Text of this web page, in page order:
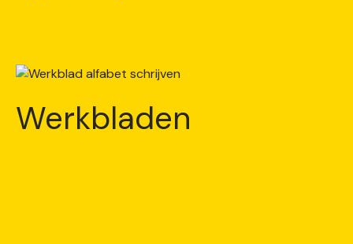
Werkbladen